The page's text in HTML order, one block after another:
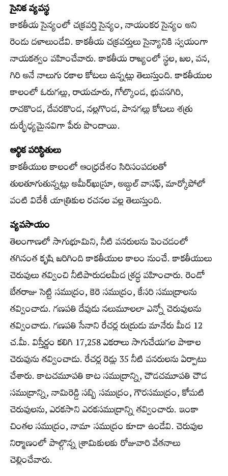
సైనిక వ్యవస్థ
కాకతీయ సైన్యంలో చక్రవర్తి సైన్యం, నాయంకర సైన్యం అని
రెండు దళాలుండేవి. కాకతీయ చక్రవర్తులు సైన్యానికి స్వయంగా
నాయకత్వం వహించేవారు. కాకతీయ రాజ్యంలో స్థల, జల, వన,
గిరి అనే నాలుగు రకాల కోటలు ఉన్నట్లు తెలుస్తుంది. కాకతీయుల
కాలంలో ఓరుగల్లు, రాయచూరు, గోల్కొండ, భువనగిరి,
రాచకొండ, దేవరకొండ, నల్లగొండ, పానగల్లు కోటలు శత్రు
దుర్భేధ్యమైనవిగా పేరు పొందాయి.
ఆర్థిక పరిస్థితులు
కాకతీయుల కాలంలో ఆంధ్రదేశం సిరిసంపదలతో
తులతూగుతున్నట్లు అమీర్‌ఖుస్రూ, అబ్దుల్ వాసఫ్, మార్కోపోలో
వంటి విదేశీ యాత్రికుల రచనల వల్ల తెలుస్తుంది.
వ్యవసాయం
తెలంగాణలో సాగుభూమిని, నీటి వనరులను పెంచడంలో
తగినంత కృషి జరిగింది కాకతీయుల కాలం నుంచే. కాకతీయులు
చెరువులు తవ్వించి నీటిపారుదలమీద శ్రద్ధ వహించారు. రెండో
బేతరాజు సెట్టి సముద్రం, కెరె సముద్రం, కేసరి సముద్రాలను
తవ్వించాడు. గణపతి దేవుడు నలుమూలలా ఎన్నో చెరువులను
తవ్వించాడు. గణపతి సేనాని రేచర్ల రుద్రుడు మానేరు మీద 12
చ.మీ. విస్తీర్ణం కలిగి 17,258 ఎకరాలు సాగుచేయగల పాకాల
చెరువును తవ్వించాడు. రేచర్ల రెడ్లు 35 నీటి వనరులను ఏర్పాటు
చేశారు. కాటచమూపతి కాట సముద్రాన్ని, చౌడచమూపతి చౌడ
సముద్రాన్ని, నామిరెడ్డి సబ్బి సముద్రం, గౌరసముద్రం, కోమటి
చెరువులను, ఎరకసాని ఎరకసముద్రాన్ని తవ్వించారు. ఇంకా
చింతల సముద్రం, నామా సముద్రం కూడా ఉండేవి. చెరువుల
నిర్మాణంలో పాల్గొన్న శ్రామికులకు రోజువారి వేతనాలు
చెల్లించేవారు.